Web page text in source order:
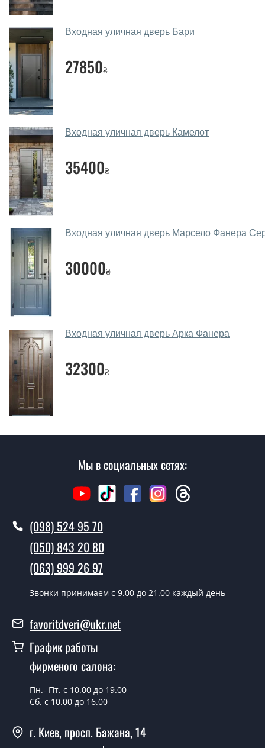
Входная уличная дверь Бари
27850₴
Входная уличная дверь Камелот
35400₴
Входная уличная дверь Марсело Фанера
30000₴
Входная уличная дверь Арка Фанера
32300₴
Мы в социальных сетях:
(098) 524 95 70
(050) 843 20 80
(063) 999 26 97
Звонки принимаем c 9.00 до 21.00 каждый день
favoritdveri@ukr.net
График работы
фирменого салона:
Пн.- Пт. с 10.00 до 19.00
Сб. с 10.00 до 16.00
г. Киев, просп. Бажана, 14